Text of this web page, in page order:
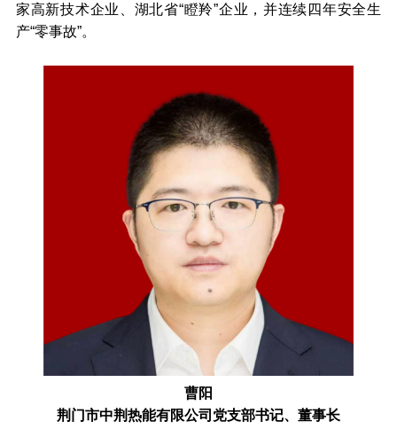
家高新技术企业、湖北省“瞪羚”企业，并连续四年安全生
产“零事故”。
曹阳
荆门市中荆热能有限公司党支部书记、董事长